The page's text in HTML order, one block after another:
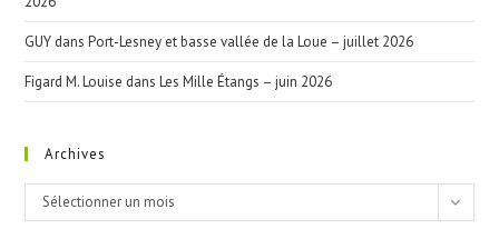
GUY dansPort-Lesney et basse vallée de la Loue – juillet 2026
Figard M. Louise dansLes Mille Étangs – juin 2026
Archives
Archives
Sélectionner un mois